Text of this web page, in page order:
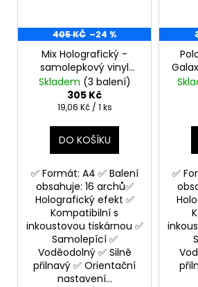
405 KČ –24 %
Mix Holografický -
samolepkový vinyl
Samolepící materiál
na výrobu samolepek
Skladem (3 balení)
305 Kč
Měrná
19,06 Kč / 1 ks
DO KOŠÍKU
✅ Formát: A4 ✅ Balení
obsahuje: 16 archů✅
Holografický efekt ✅
Kompatibilní s
inkoustovou tiskárnou ✅
Samolepící ✅
Voděodolný ✅ Silně
přilnavý ✅ Orientační
nastavení...
✅